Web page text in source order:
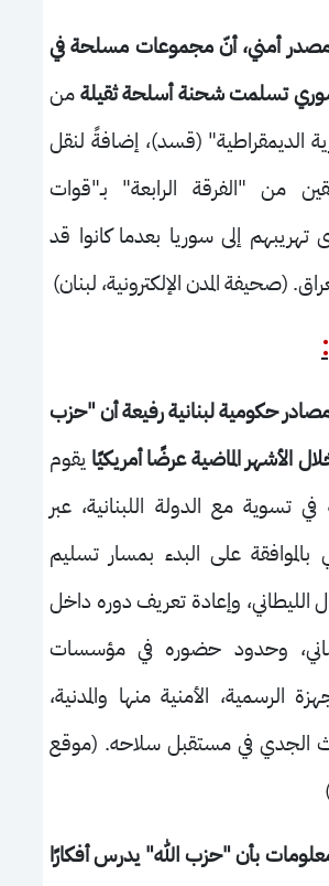
أمني، أنّ مجموعات مسلحة في
تسلمت شحنة أسلحة ثقيلةمن
الديمقراطية" (قسد)، إضافةً لنقل
من "الفرقة الرابعة" بـ"قوات
تهريبهم إلى سوريا بعدما كانوا قد
(صحيفة المدن الإلكترونية، لبنان)
حكومية لبنانية رفيعة أن "حزب
الأشهر الماضية عرضًا أمريكيًا يقوم
تسوية مع الدولة اللبنانية، عبر
على البدء بمسار تسليم
الليطاني، وإعادة تعريف دوره داخل
وحدود حضوره في مؤسسات
الرسمية، الأمنية منها والمدنية،
الجدي في مستقبل سلاحه. (موقع
بأن "حزب الله" يدرس أفكارًا